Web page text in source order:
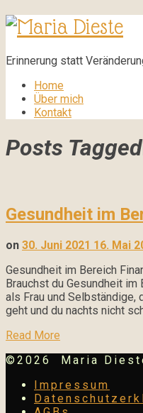
Maria
Erinnerung statt
Home
Über mich
Kontakt
Posts Tagged
Gesundheit im
on 30. Juni 2021 16. Mai
Gesundheit im Bereich
Brauchst du Gesundheit im
als Frau und Selbständige,
geht und du nachts nicht
Read More
©2026 Maria
Impressum